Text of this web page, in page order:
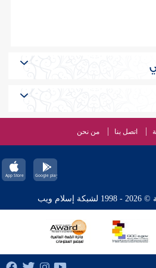
اتصل بنا من نحن
ويب